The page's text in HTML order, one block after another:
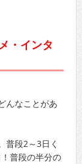
・インタ
んなことがあ
普段2～3日く
普段の半分の